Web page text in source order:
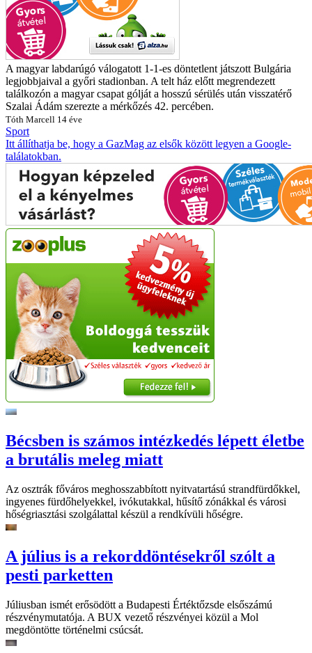
A magyar labdarúgó válogatott 1-1-es döntetlent játszott Bulgária
legjobbjaival a győri stadionban. A telt ház előtt megrendezett
találkozón a magyar csapat gólját a hosszú sérülés után visszatérő
Szalai Ádám szerezte a mérkőzés 42. percében.
Tóth Marcell 14 éve
Sport
Itt állíthatja be, hogy a GazMag az elsők között legyen a Google-
találatokban.
Bécsben is számos intézkedés lépett életbe
a brutális meleg miatt
Az osztrák főváros meghosszabbított nyitvatartású strandfürdőkkel,
ingyenes fürdőhelyekkel, ivókutakkal, hűsítő zónákkal és városi
hőségriasztási szolgálattal készül a rendkívüli hőségre.
A július is a rekorddöntésekről szólt a
pesti parketten
Júliusban ismét erősödött a Budapesti Értéktőzsde elsőszámú
részvénymutatója. A BUX vezető részvényei közül a Mol
megdöntötte történelmi csúcsát.